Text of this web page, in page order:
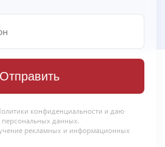
Отправить
конфиденциальности и даю
персональных данных.
рекламных и информационных